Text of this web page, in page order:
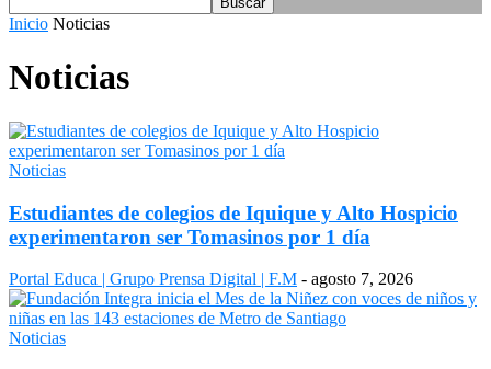
Inicio Noticias
Noticias
Noticias
Estudiantes de colegios de Iquique y Alto Hospicio
experimentaron ser Tomasinos por 1 día
Portal Educa | Grupo Prensa Digital | F.M - agosto 7, 2026
Noticias